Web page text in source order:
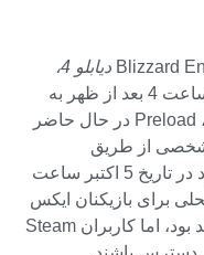
دیابلو 4،
هفته آینده در تاریخ 7 اکتبر ساعت 4 بعد از ظهر به
وقت محلی پخش می شود. با این حال، Preload در حال حاضر
شخصی از طریق
Battle.net در دسترس است. این موارد در تاریخ 5 اکتبر ساعت
برای بازیکنان ایکس
باکس و پلی استیشن در دسترس خواهد بود، اما کاربران Steam